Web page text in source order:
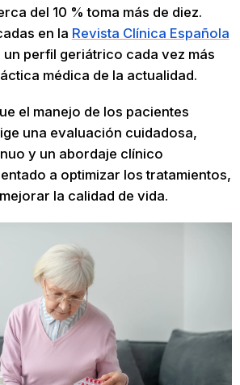
del 10 % toma más de diez.
en la Revista Clínica Española
un perfil geriátrico cada vez más
médica de la actualidad.
el manejo de los pacientes
una evaluación cuidadosa,
y un abordaje clínico
a optimizar los tratamientos,
la calidad de vida.